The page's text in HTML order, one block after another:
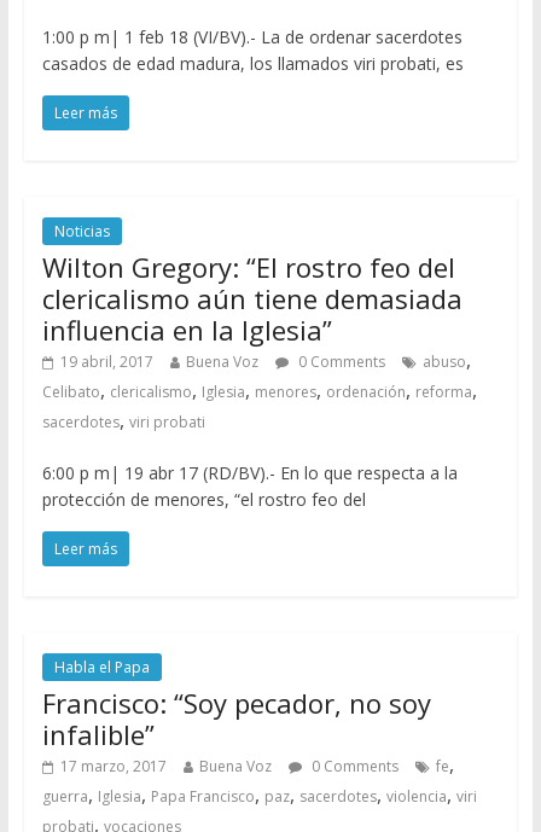
1:00 p m| 1 feb 18 (VI/BV).- La de ordenar sacerdotes
casados de edad madura, los llamados viri probati, es
Leer más
Noticias
Wilton Gregory: “El rostro feo del
clericalismo aún tiene demasiada
influencia en la Iglesia”
19 abril, 2017 Buena Voz 0 Comments abuso,
Celibato, clericalismo, Iglesia, menores, ordenación, reforma,
sacerdotes, viri probati
6:00 p m| 19 abr 17 (RD/BV).- En lo que respecta a la
protección de menores, “el rostro feo del
Leer más
Habla el Papa
Francisco: “Soy pecador, no soy
infalible”
17 marzo, 2017 Buena Voz 0 Comments fe,
guerra, Iglesia, Papa Francisco, paz, sacerdotes, violencia, viri
probati, vocaciones